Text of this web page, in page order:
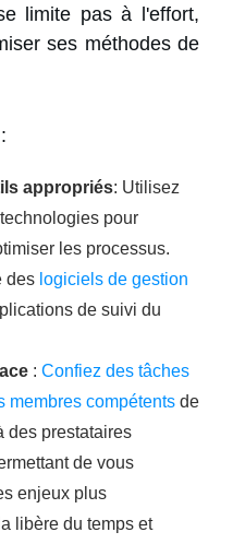
limite pas à l'effort,
ses méthodes de
appropriés: Utilisez
pour
les processus.
des logiciels de gestion
de suivi du
: Confiez des tâches
membres compétents de
des prestataires
de vous
enjeux plus
libère du temps et